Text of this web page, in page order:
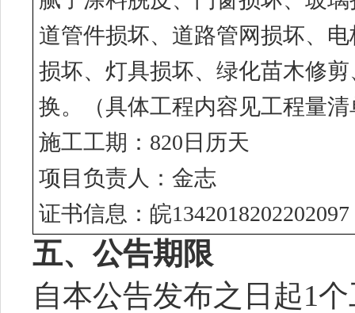
道管件损坏、道路管网损坏、
损坏、灯具损坏、绿化苗木修
换。（具体工程内容见工程量
施工工期： 820日历天
项目负责人：金志
证书信息：皖1342018202202097
五、公告期限
自本公告发布之日起1